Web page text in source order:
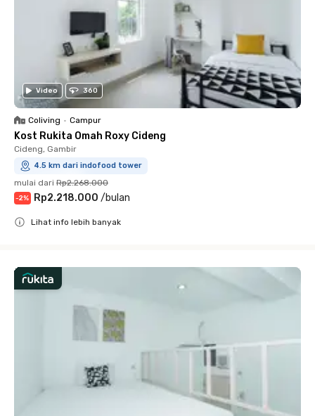
Video 360
Coliving • Campur
Kost Rukita Omah Roxy Cideng
Cideng, Gambir
4.5 km dari indofood tower
mulai dari Rp2.268.000
-2% Rp2.218.000 /bulan
Lihat info lebih banyak